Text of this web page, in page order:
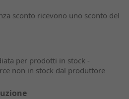
sconto ricevono uno sconto del
per prodotti in stock -
non in stock dal produttore